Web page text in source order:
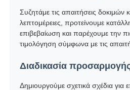
Συζητάμε τις απαιτήσεις δοκιμών
λεπτομέρειες, προτείνουμε
επιβεβαίωση και παρέχουμε την
τιμολόγηση σύμφωνα με τις
Διαδικασία
Δημιουργούμε σχετικά σχέδια για